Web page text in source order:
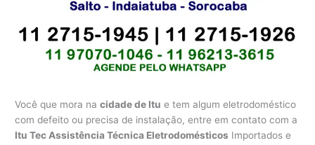
Você que mora nacidade de Itu e tem algum eletrodoméstico
com defeito ou precisa de instalação, entre em contato com a
Itu Tec Assistência Técnica Eletrodomésticos Importados e